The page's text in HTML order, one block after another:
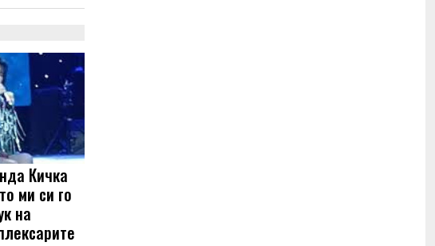
Кичка
ми си го
на